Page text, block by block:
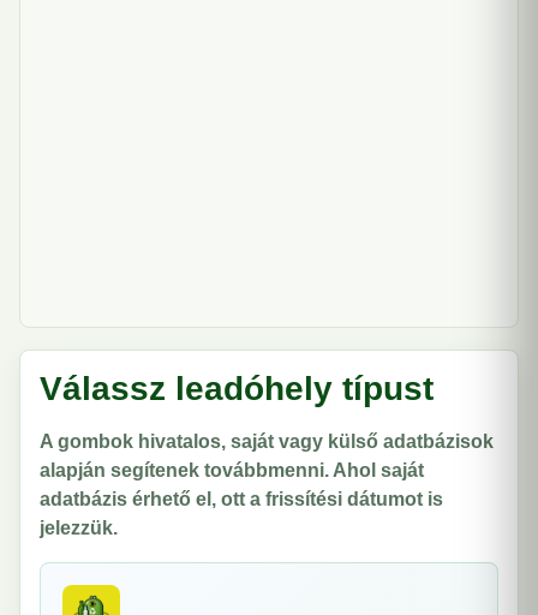
Válassz leadóhely típust
A gombok hivatalos, saját vagy külső adatbázisok
alapján segítenek továbbmenni. Ahol saját
adatbázis érhető el, ott a frissítési dátumot is
jelezzük.